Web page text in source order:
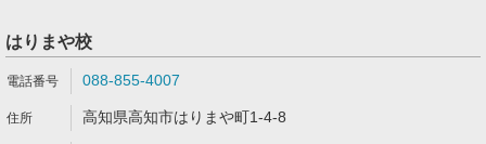
はりまや校
088-855-4007
高知県高知市はりまや町1-4-8